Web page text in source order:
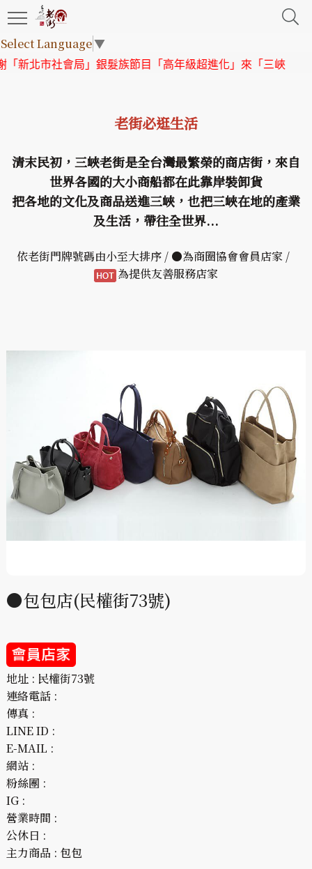
Select Language▼
北市社會局」銀髮族節目「高年級超進化」來「三峽老街」
老街必逛生活
清末民初，三峽老街是全台灣最繁榮的商店街，來自
世界各國的大小商船都在此靠岸裝卸貨
把各地的文化及商品送進三峽，也把三峽在地的產業
及生活，帶往全世界...
依老街門牌號碼由小至大排序 / ●為商圈協會會員店家 /
為提供友善服務店家
●包包店(民權街73號)
地址 : 民權街73號
連絡電話 :
傳真 :
LINE ID :
E-MAIL :
網站 :
粉絲團 :
IG :
營業時間 :
公休日 :
主力商品 : 包包